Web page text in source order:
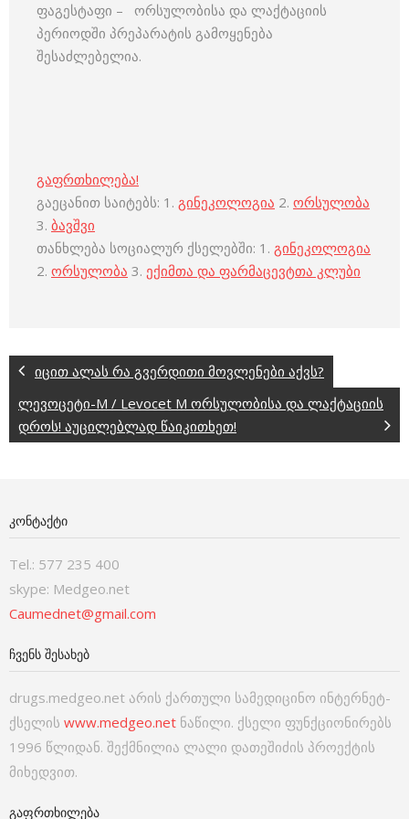
ფაგესტაფი – ორსულობისა და ლაქტაციის
პერიოდში პრეპარატის გამოყენება
შესაძლებელია.
გაფრთხილება!
გაეცანით საიტებს: 1. გინეკოლოგია 2. ორსულობა
3. ბავშვი
თანხლება სოციალურ ქსელებში: 1. გინეკოლოგია
2. ორსულობა 3. ექიმთა და ფარმაცევტთა კლუბი
იცით ალას რა გვერდითი მოვლენები აქვს?
ლევოცეტი-M / Levocet M ორსულობისა და ლაქტაციის
დროს! აუცილებლად წაიკითხეთ!
ᲙᲝᲜᲢᲐᲥᲢᲘ
Tel.: 577 235 400
skype: Medgeo.net
Caumednet@gmail.com
ᲩᲕᲔᲜᲡ ᲨᲔᲡᲐᲮᲔᲑ
drugs.medgeo.net არის ქართული სამედიცინო ინტერნეტ-
ქსელის www.medgeo.net ნაწილი. ქსელი ფუნქციონირებს
1996 წლიდან. შექმნილია ლალი დათეშიძის პროექტის
მიხედვით.
ᲒᲐᲤᲠᲗᲮᲘᲚᲔᲑᲐ